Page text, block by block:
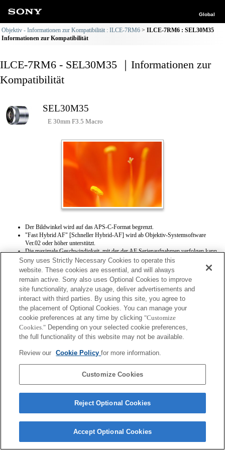
Global
Objektiv - Informationen zur Kompatibilität : ILCE-7RM6
ILCE-7RM6 : SEL30M35
Informationen zur Kompatibilität
ILCE-7RM6 - SEL30M35 ｜Informationen zur
Kompatibilität
SEL30M35
E 30mm F3.5 Macro
Der Bildwinkel wird auf das APS-C-Format begrenzt.
"Fast Hybrid AF" [Schneller Hybrid-AF] wird ab Objektiv-Systemsoftware
Ver.02 oder höher unterstützt.
Die maximale Geschwindigkeit, mit der der AF Serienaufnahmen verfolgen kann,
beträgt 15 Bilder pro Sekunde.
Copyright 2026 Sony Corporation
Sony uses Strictly Necessary Cookies to operate this
website. These cookies are essential, and will always
remain active. Sony also uses Optional Cookies to improve
site functionality, analyze usage, deliver advertisements and
interact with third parties. By using this site, you agree to
the placement of Optional Cookies. You can manage your
cookie preferences at any time by clicking "Customize
Cookies." Depending on your selected cookie preferences,
the full functionality of this website may not be available.
Review our Cookie Policyfor more information.
Customize Cookies
Reject Optional Cookies
Accept Optional Cookies